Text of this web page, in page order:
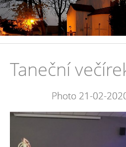
Taneční
Photo 21-02-